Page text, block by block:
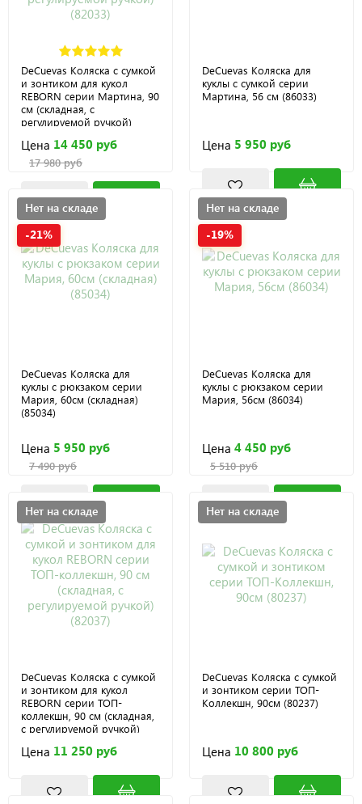
DeCuevas Коляска с сумкой
и зонтиком для кукол
REBORN серии Мартина, 90
см (складная, с
регулируемой ручкой)
Цена 14 450 руб
17 980 руб
DeCuevas Коляска для
куклы с сумкой серии
Мартина, 56 см (86033)
Цена 5 950 руб
Нет на складе
-21%
DeCuevas Коляска для
куклы с рюкзаком серии
Мария, 60см (складная)
(85034)
Цена 5 950 руб
7 490 руб
Нет на складе
-19%
DeCuevas Коляска для
куклы с рюкзаком серии
Мария, 56см (86034)
Цена 4 450 руб
5 510 руб
Нет на складе
DeCuevas Коляска с сумкой
и зонтиком для кукол
REBORN серии ТОП-
коллекшн, 90 см (складная,
с регулируемой ручкой)
Цена 11 250 руб
Нет на складе
DeCuevas Коляска с сумкой
и зонтиком серии ТОП-
Коллекшн, 90см (80237)
Цена 10 800 руб